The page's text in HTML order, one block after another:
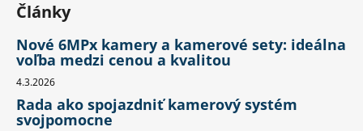
Články
Nové 6MPx kamery a kamerové sety: ideálna
voľba medzi cenou a kvalitou
4.3.2026
Rada ako spojazdniť kamerový systém
svojpomocne